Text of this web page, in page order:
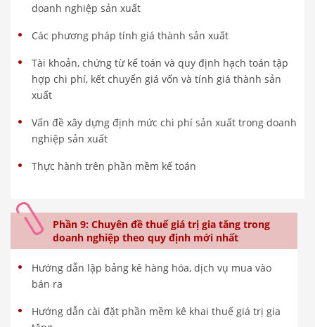
doanh nghiệp sản xuất
Các phương pháp tính giá thành sản xuất
Tài khoản, chứng từ kế toán và quy định hạch toán tập
hợp chi phí, kết chuyển giá vốn và tính giá thành sản
xuất
Vấn đề xây dựng định mức chi phí sản xuất trong doanh
nghiệp sản xuất
Thực hành trên phần mềm kế toán
Phần 9: Chuyên đề thuế giá trị gia tăng trong
doanh nghiệp theo quy định mới nhất
Hướng dẫn lập bảng kê hàng hóa, dịch vụ mua vào
bán ra
Hướng dẫn cài đặt phần mềm kê khai thuế giá trị gia